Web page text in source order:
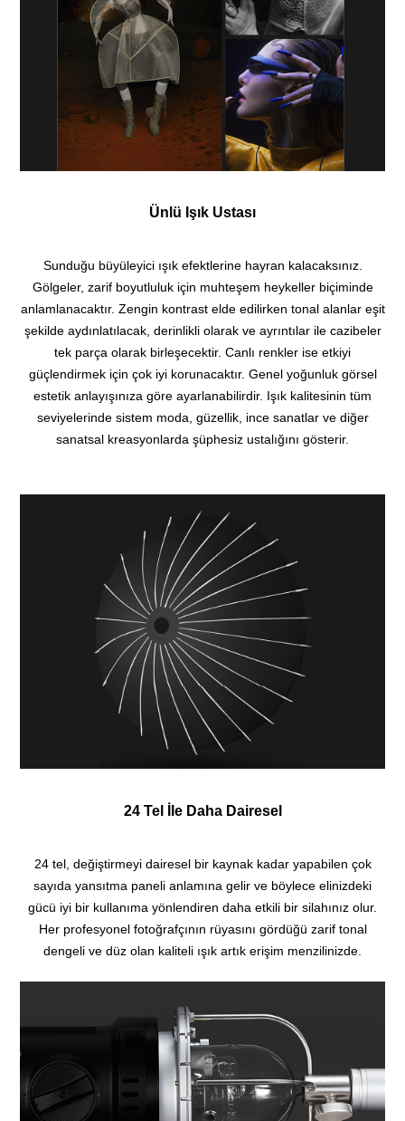
Ünlü Işık Ustası
Sunduğu büyüleyici ışık efektlerine hayran kalacaksınız.
Gölgeler, zarif boyutluluk için muhteşem heykeller biçiminde
anlamlanacaktır. Zengin kontrast elde edilirken tonal alanlar eşit
şekilde aydınlatılacak, derinlikli olarak ve ayrıntılar ile cazibeler
tek parça olarak birleşecektir. Canlı renkler ise etkiyi
güçlendirmek için çok iyi korunacaktır. Genel yoğunluk görsel
estetik anlayışınıza göre ayarlanabilirdir. Işık kalitesinin tüm
seviyelerinde sistem moda, güzellik, ince sanatlar ve diğer
sanatsal kreasyonlarda şüphesiz ustalığını gösterir.
24 Tel İle Daha Dairesel
24 tel, değiştirmeyi dairesel bir kaynak kadar yapabilen çok
sayıda yansıtma paneli anlamına gelir ve böylece elinizdeki
gücü iyi bir kullanıma yönlendiren daha etkili bir silahınız olur.
Her profesyonel fotoğrafçının rüyasını gördüğü zarif tonal
dengeli ve düz olan kaliteli ışık artık erişim menzilinizde.